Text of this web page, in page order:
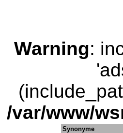
Warning:
/var/www/
Synonyme